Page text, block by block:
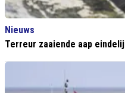
Nieuws
Terreur zaaiende aap